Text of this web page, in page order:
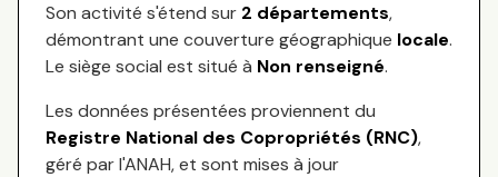
Son activité s'étend sur 2 départements,
démontrant une couverture géographique locale.
Le siège social est situé à Non renseigné.
Les données présentées proviennent du
Registre National des Copropriétés (RNC),
géré par l'ANAH, et sont mises à jour